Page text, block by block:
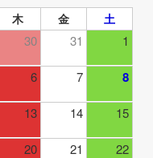
木 金 土
30 31 1
6 7 8
13 14 15
20 21 22